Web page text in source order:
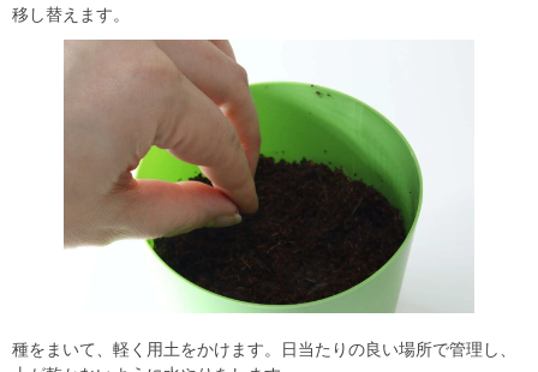
移し替えます。
種をまいて、軽く用土をかけます。日当たりの良い場所で管理し、